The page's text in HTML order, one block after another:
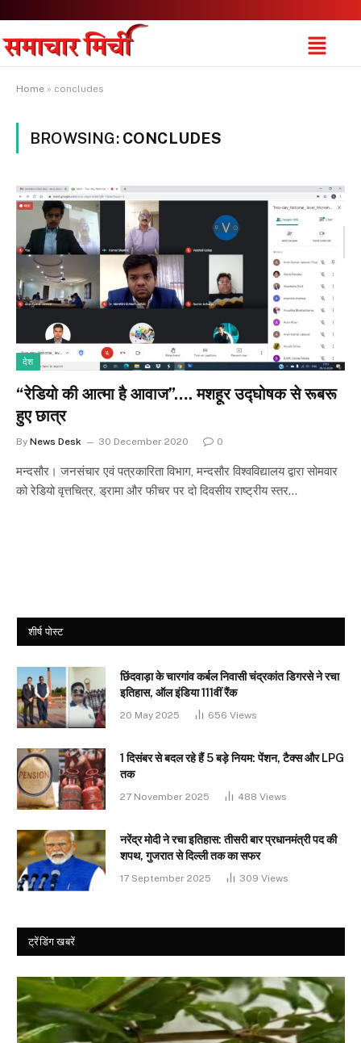
Home » concludes
BROWSING: CONCLUDES
देश
“रेडियो की आत्मा है आवाज”…. मशहूर उद्घोषक से रूबरू
हुए छात्र
By News Desk 30 December 2020 0
मन्दसौर। जनसंचार एवं पत्रकारिता विभाग, मन्दसौर विश्वविद्यालय द्वारा सोमवार
को रेडियो वृत्तचित्र, ड्रामा और फीचर पर दो दिवसीय राष्ट्रीय स्तर…
शीर्ष पोस्ट
छिंदवाड़ा के चारगांव कर्बल निवासी चंद्रकांत डिगरसे ने रचा
इतिहास, ऑल इंडिया 111वीं रैंक
20 May 2025 656 Views
1 दिसंबर से बदल रहे हैं 5 बड़े नियम: पेंशन, टैक्स और LPG
तक
27 November 2025 488 Views
नरेंद्र मोदी ने रचा इतिहास: तीसरी बार प्रधानमंत्री पद की
शपथ, गुजरात से दिल्ली तक का सफर
17 September 2025 309 Views
ट्रेंडिंग खबरें